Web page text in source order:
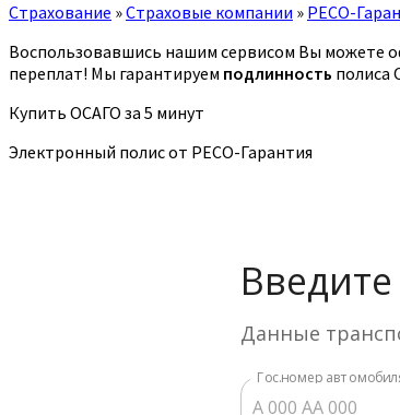
Страхование »Страховые компании » РЕСО-
Воспользовавшись нашим сервисом Вы можете
переплат! Мы гарантируем подлинность полиса
Купить ОСАГО за 5 минут
Электронный полис от РЕСО-Гарантия